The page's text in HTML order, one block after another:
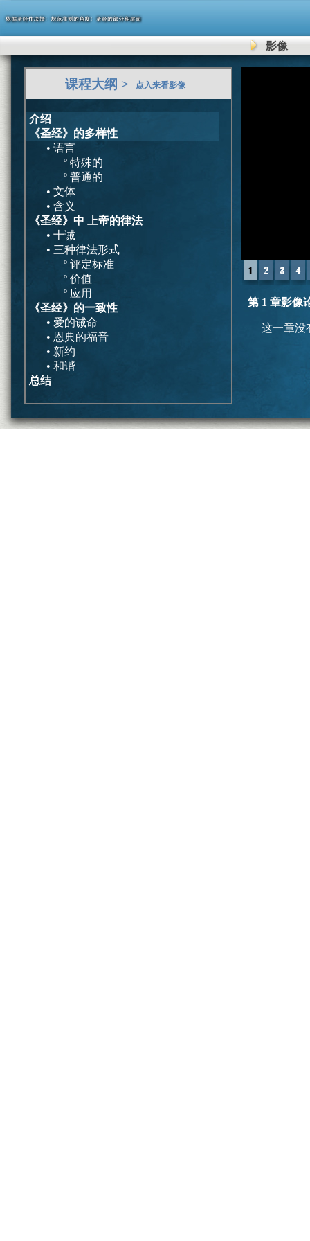
影像
第 1 章影像
这一章没
课程大纲 > 点入来看影像
介绍
《圣经》的多样性
• 语言
º 特殊的
º 普通的
• 文体
• 含义
《圣经》中 上帝的律法
• 十诫
• 三种律法形式
º 评定标准
º 价值
º 应用
《圣经》的一致性
• 爱的诫命
• 恩典的福音
• 新约
• 和谐
总结